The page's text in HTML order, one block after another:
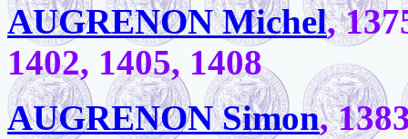
AUGRENON Michel,
1402, 1405, 1408
AUGRENON Simon,